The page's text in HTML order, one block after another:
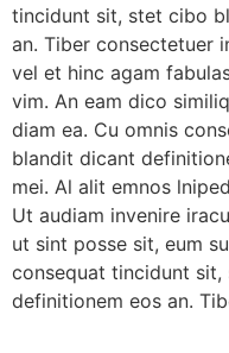
tincidunt sit, stet cibo
an. Tiber consectetuer
vel et hinc agam
vim. An eam dico
diam ea. Cu omnis
blandit dicant
mei. Al alit emnos
Ut audiam invenire
ut sint posse sit, eum
consequat tincidunt
definitionem eos an.